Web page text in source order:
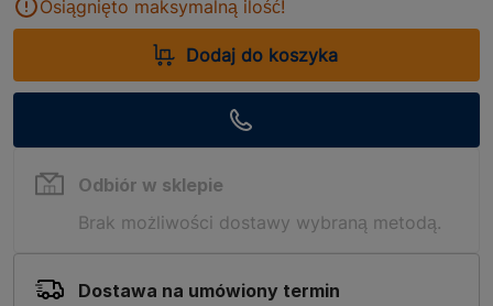
Osiągnięto maksymalną ilość!
Dodaj do koszyka
Odbiór w sklepie
Brak możliwości dostawy wybraną metodą.
Dostawa na umówiony termin